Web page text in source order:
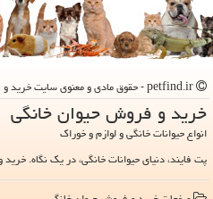
خرید و فروش حیوان خانگی
انواع حیوانات خانگی و لوازم و خوراک
پت فایند، دنیای حیوانات خانگی، در یک نگاه.